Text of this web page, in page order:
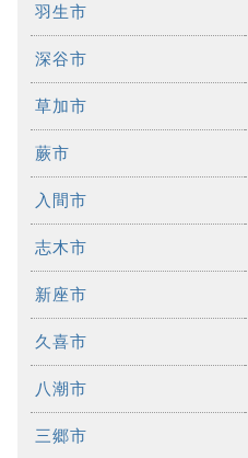
羽生市
深谷市
草加市
蕨市
入間市
志木市
新座市
久喜市
八潮市
三郷市